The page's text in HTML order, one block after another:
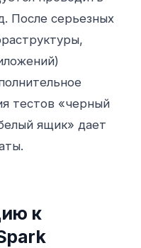
После серьезных
тестов «черный
ящик» дает
к